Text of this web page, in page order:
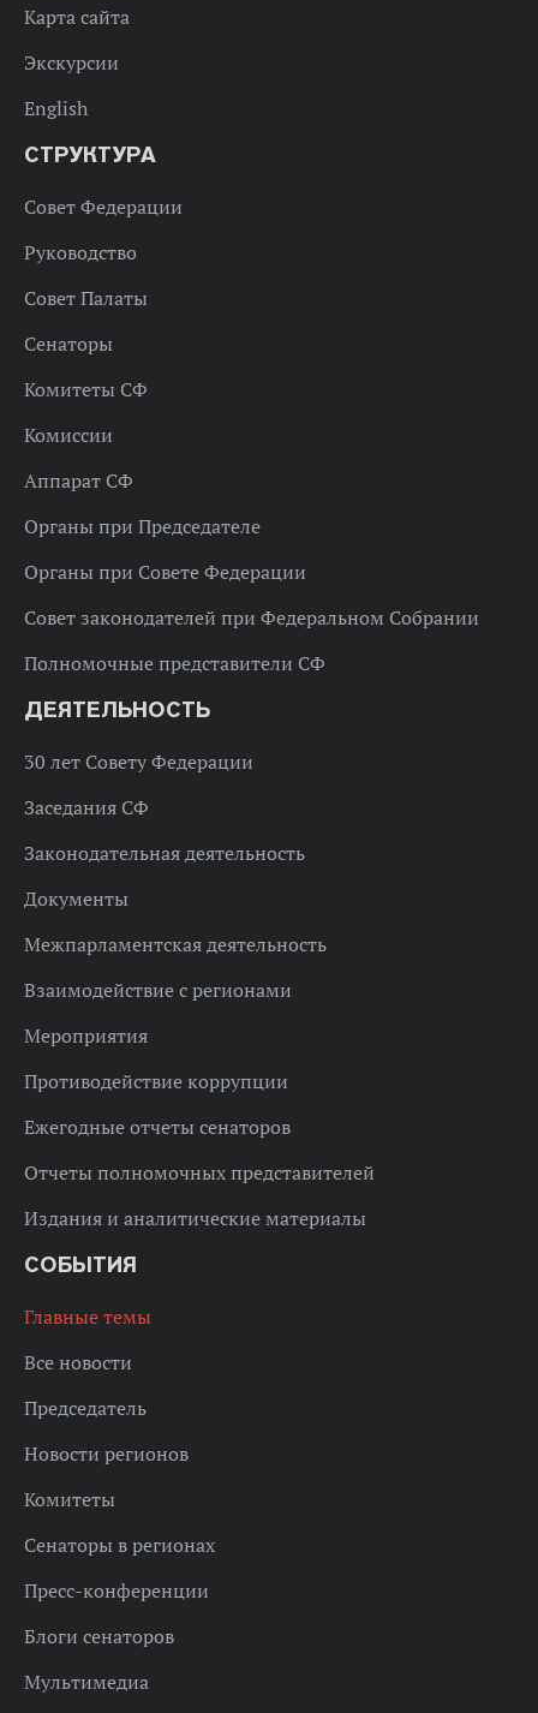
Карта сайта
Экскурсии
English
СТРУКТУРА
Совет Федерации
Руководство
Совет Палаты
Сенаторы
Комитеты СФ
Комиссии
Аппарат СФ
Органы при Председателе
Органы при Совете Федерации
Совет законодателей при Федеральном Собрании
Полномочные представители СФ
ДЕЯТЕЛЬНОСТЬ
30 лет Совету Федерации
Заседания СФ
Законодательная деятельность
Документы
Межпарламентская деятельность
Взаимодействие с регионами
Мероприятия
Противодействие коррупции
Ежегодные отчеты сенаторов
Отчеты полномочных представителей
Издания и аналитические материалы
СОБЫТИЯ
Главные темы
Все новости
Председатель
Новости регионов
Комитеты
Сенаторы в регионах
Пресс-конференции
Блоги сенаторов
Мультимедиа